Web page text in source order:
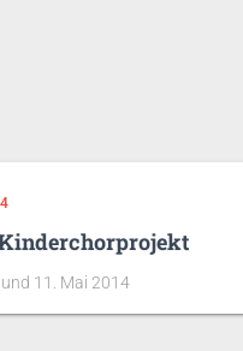
11. Mai 2014